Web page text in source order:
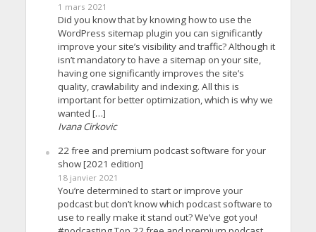
1 mars 2021
Did you know that by knowing how to use the
WordPress sitemap plugin you can significantly
improve your site’s visibility and traffic? Although it
isn’t mandatory to have a sitemap on your site,
having one significantly improves the site’s
quality, crawlability and indexing. All this is
important for better optimization, which is why we
wanted […]
Ivana Cirkovic
22 free and premium podcast software for your
show [2021 edition]
18 janvier 2021
You’re determined to start or improve your
podcast but don’t know which podcast software to
use to really make it stand out? We’ve got you!